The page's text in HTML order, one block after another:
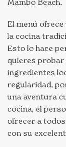
El menú
la cocina
Esto lo hace
quieres probar
ingredientes
regularidad,
una aventura
cocina, el
ofrecer a
con su